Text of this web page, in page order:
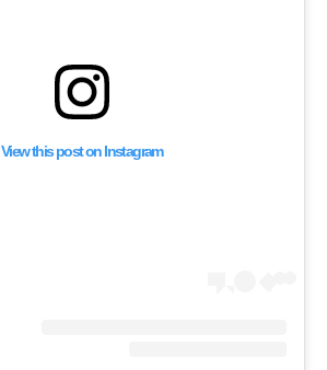
View this post on Instagram